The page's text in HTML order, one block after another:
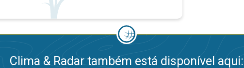
Clima & Radar também está disponível aqui: